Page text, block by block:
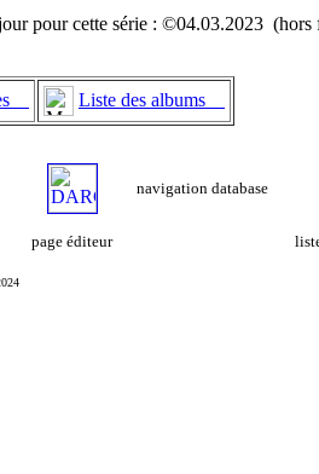
pour cette série : ©04.03.2023 (hors
Liste des albums
navigation database
page éditeur